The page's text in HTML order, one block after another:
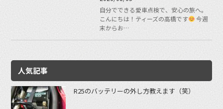
自分でできる愛車点検で、安心の旅へ。
こんにちは！ティーズの高橋です
今週
末からお…
人気記事
R25のバッテリーの外し方教えます（笑）